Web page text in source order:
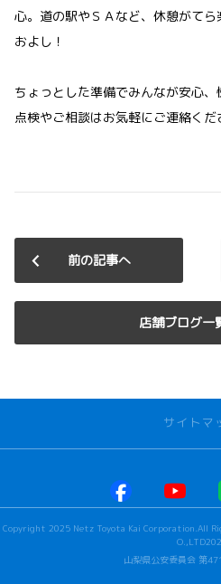
心。道の駅やＳＡなど、休憩がて
およし！
ちょっとした準備でみんなが安心、
点検やご相談はお気軽にご連絡くだ
前の記事へ
店舗ブログ一
サイトマ
河口湖店
Copyright 2025 Netz Toyota Kai Corporation.All
山梨県公安委員会 第